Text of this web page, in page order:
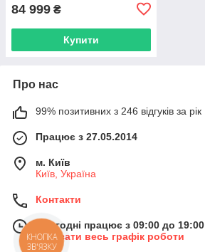
84 999 ₴
Купити
Про нас
99% позитивних з 246 відгуків за рік
Працює з 27.05.2014
м. Київ
Київ, Україна
Контакти
Сьогодні працює з 09:00 до 19:00
Показати весь графік роботи
КНОПКА
ЗВ'ЯЗКУ